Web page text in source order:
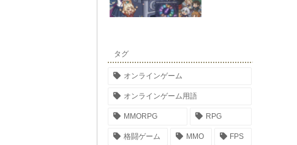
タグ
オンラインゲーム
オンラインゲーム用語
MMORPG RPG
格闘ゲーム MMO FPS